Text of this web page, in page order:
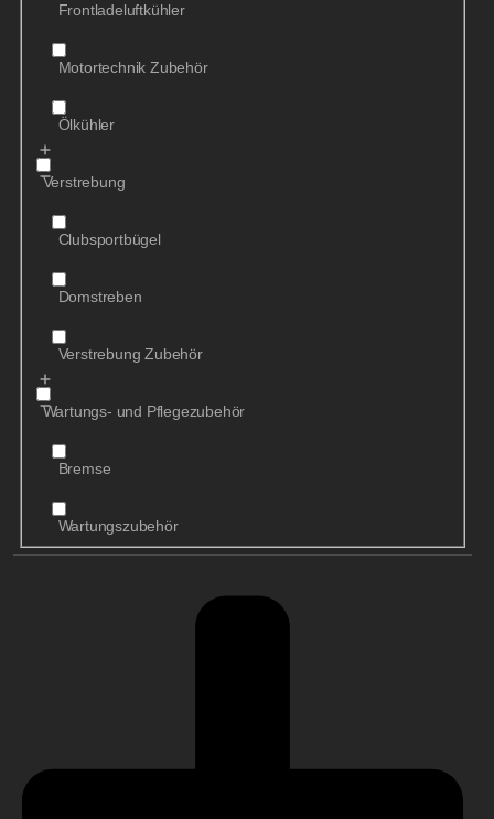
Frontladeluftkühler
Motortechnik Zubehör
Ölkühler
Verstrebung
Clubsportbügel
Domstreben
Verstrebung Zubehör
Wartungs- und Pflegezubehör
Bremse
Wartungszubehör